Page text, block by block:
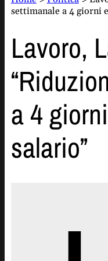
settimanale a 4 giorni
Lavoro,
a 4
salario”